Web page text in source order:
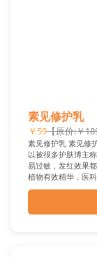
素见修护乳
￥59【原价:￥
素见修护乳 素见修
以被很多护肤博主
易过敏，发红效果
植物有效精华，医